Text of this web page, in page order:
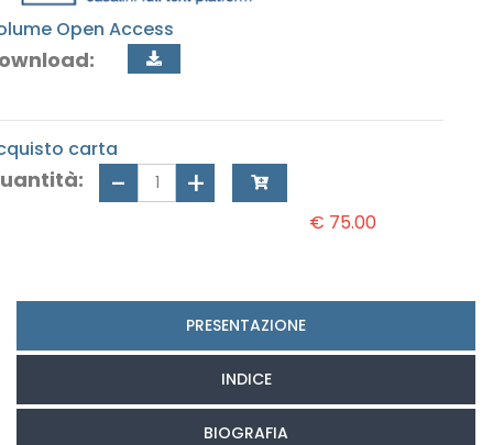
Open Access
carta
€ 75.00
PRESENTAZIONE
INDICE
BIOGRAFIA